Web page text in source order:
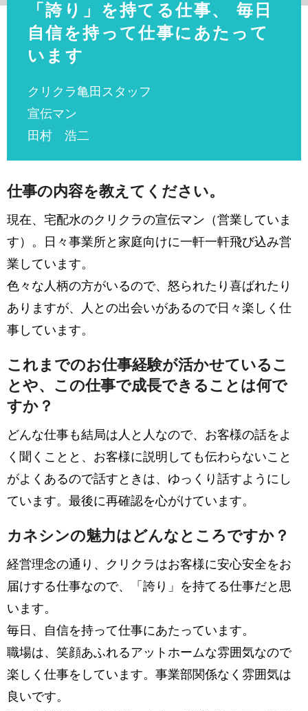
「誇り」を持てる仕事、 毎日
自信を持って仕事にあたって
います
クリクラ亀田スタッフ
宣伝マン
田村 浩二
仕事の内容を教えてください。
現在、宅配水のクリクラの宣伝マン（営業していま
す）。日々事業所と家庭向けに一軒一軒飛び込み営
業しています。
色々な人柄の方がいるので、怒られたり喜ばれたり
ありますが、人との出会いがあるので日々楽しく仕
事しています。
これまでのお仕事経験が活かせているこ
とや、この仕事で成長できることは何で
すか？
どんな仕事も結局は人と人なので、お客様の話をよ
く聞くことと、お客様に説明しても伝わらないこと
がよくあるので話すときは、ゆっくり話すようにし
ています。最後に再確認を心がけています。
カネシンの魅力はどんなところですか？
経営理念の通り、クリクラはお客様に安心安全をお
届けする仕事なので、「誇り」を持てる仕事だと思
います。
毎日、自信を持って仕事にあたっています。
職場は、笑顔あふれるアットホームな雰囲気なので
楽しく仕事をしています。事業部関係なく雰囲気は
良いです。